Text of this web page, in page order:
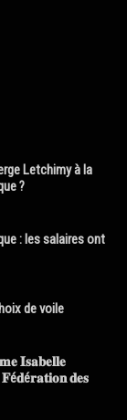
Letchimy à la
?
: les salaires ont
de voile
𝐝𝐞𝐬